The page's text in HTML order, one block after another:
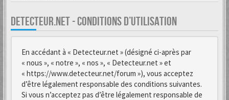
DETECTEUR.NET - CONDITIONS D’UTILISATION
En accédant à « Detecteur.net » (désigné ci-après par
« nous », « notre », « nos », « Detecteur.net » et
« https://www.detecteur.net/forum »), vous acceptez
d’être légalement responsable des conditions suivantes.
Si vous n’acceptez pas d’être légalement responsable de